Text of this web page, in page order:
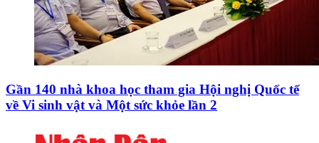
Gần 140 nhà khoa học tham gia Hội nghị Quốc tế
về Vi sinh vật và Một sức khỏe lần 2